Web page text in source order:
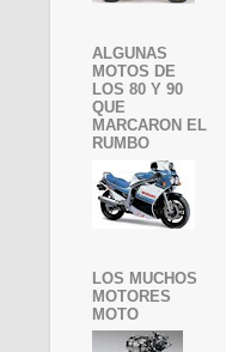
ALGUNAS
MOTOS DE
LOS 80 Y 90
QUE
MARCARON EL
RUMBO
LOS MUCHOS
MOTORES
MOTO